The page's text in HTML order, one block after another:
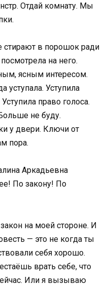
Отдай комнату. Мы
стирают в порошок ради
на него.
ясным интересом.
уступала. Уступила
право голоса.
не буду.
у двери. Ключи от
пора.
Аркадьевна
По закону! По
на моей стороне. И
— это не когда ты
себя хорошо.
врать себе, что
Или я вызываю